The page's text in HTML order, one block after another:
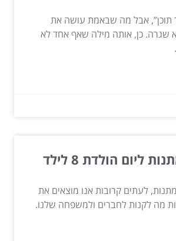
תוכן”, אבל מה שבאמת עושה את
שגרה. כן, אותה מילה שאף אחד לא
ליום הולדת 8 לילד
לעתים קרובות אנו מוצאים את
מה לקנות לחברים ולמשפחה שלנו.